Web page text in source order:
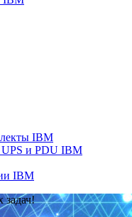
IBM
UPS и PDU IBM
IBM